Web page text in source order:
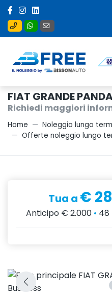
FIAT GRANDE
Richiedi maggiori
Home
Noleggio lungo
Offerte noleggio lungo
Tua a €
Anticipo € 2.000 • 48